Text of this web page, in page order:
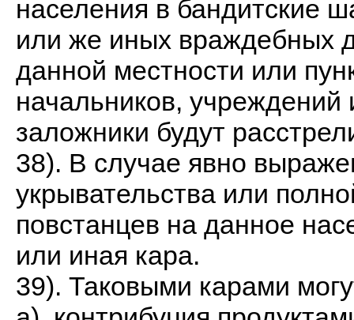
населения в бандитские
или же иных враждебных
данной местности или
начальников, учреждений
заложники будут
38). В случае явно
укрывательства или
повстанцев на данное
или иная кара.
39). Таковыми карами